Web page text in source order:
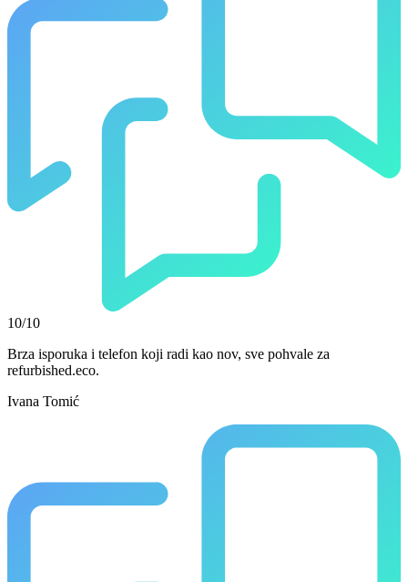
10/10
Brza isporuka i telefon koji radi kao nov, sve pohvale za
refurbished.eco.
Ivana Tomić